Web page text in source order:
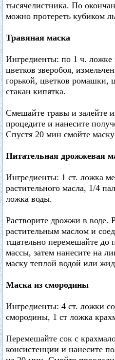
тысячелистника. По
можно протереть кубиком
Травяная маска
Ингредиенты: по 1 ч. ложке
цветков зверобоя,
горькой, цветков ромашки,
стакан кипятка.
Смешайте травы и залейте
процедите и нанесите
Спустя 20 мин смойте
Питательная дрожжевая
Ингредиенты: 1 ст. ложка
растительного масла, 1/4
ложка воды.
Растворите дрожжи в воде.
растительным маслом и
тщательно перемешайте до
массы, затем нанесите на
маску теплой водой или
Маска из смородины
Ингредиенты: 4 ст. ложки
смородины, 1 ст ложка
Перемешайте сок с
консистенции и нанесите